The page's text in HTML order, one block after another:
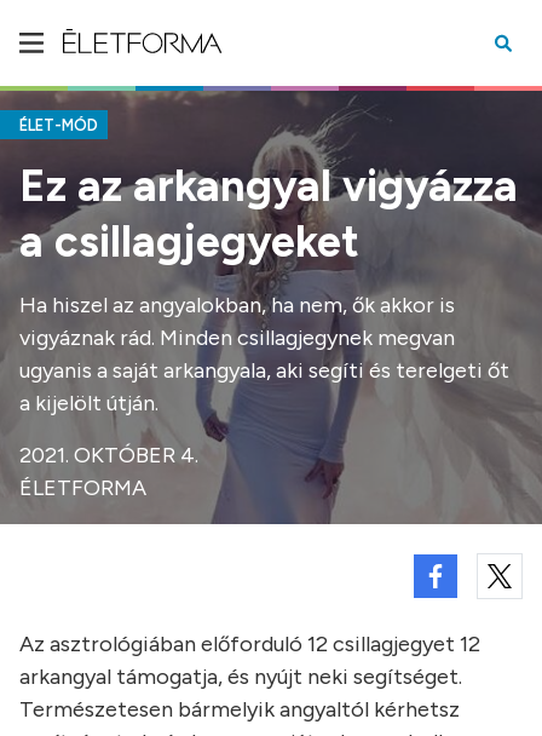
ÉLET-MÓD
Ez az arkangyal vigyázza
a csillagjegyeket
Ha hiszel az angyalokban, ha nem, ők akkor is
vigyáznak rád. Minden csillagjegynek megvan
ugyanis a saját arkangyala, aki segíti és terelgeti őt
a kijelölt útján.
2021. OKTÓBER 4.
ÉLETFORMA
Az asztrológiában előforduló 12 csillagjegyet 12
arkangyal támogatja, és nyújt neki segítséget.
Természetesen bármelyik angyaltól kérhetsz